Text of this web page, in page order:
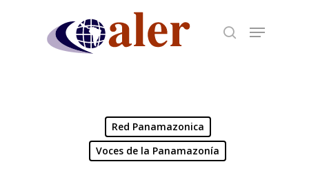
Red Panamazonica
Voces de la Panamazonía